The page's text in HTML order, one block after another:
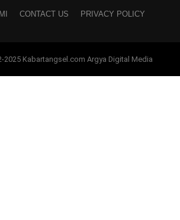
CONTACT US PRIVACY POLICY
2025 Kabartangsel.com Argya Digital Media